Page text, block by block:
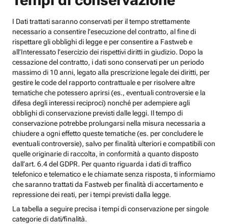
I Dati trattati saranno conservati per il tempo strettamente
necessario a consentire l’esecuzione del contratto, al fine di
rispettare gli obblighi di legge e per consentire a Fastweb e
all’Interessato l’esercizio dei rispettivi diritti in giudizio. Dopo la
cessazione del contratto, i dati sono conservati per un periodo
massimo di 10 anni, legato alla prescrizione legale dei diritti, per
gestire le code del rapporto contrattuale e per risolvere altre
tematiche che potessero aprirsi (es., eventuali controversie e la
difesa degli interessi reciproci) nonché per adempiere agli
obblighi di conservazione previsti dalle leggi. Il tempo di
conservazione potrebbe prolungarsi nella misura necessaria a
chiudere a ogni effetto queste tematiche (es. per concludere le
eventuali controversie), salvo per finalità ulteriori e compatibili con
quelle originarie di raccolta, in conformità a quanto disposto
dall’art. 6.4 del GDPR. Per quanto riguarda i dati di traffico
telefonico e telematico e le chiamate senza risposta, ti informiamo
che saranno trattati da Fastweb per finalità di accertamento e
repressione dei reati, per i tempi previsti dalla legge.
La tabella a seguire precisa i tempi di conservazione per singole
categorie di dati/finalità.